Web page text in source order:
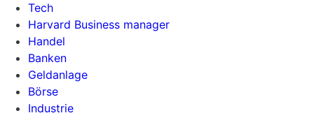
Tech
Harvard Business manager
Handel
Banken
Geldanlage
Börse
Industrie